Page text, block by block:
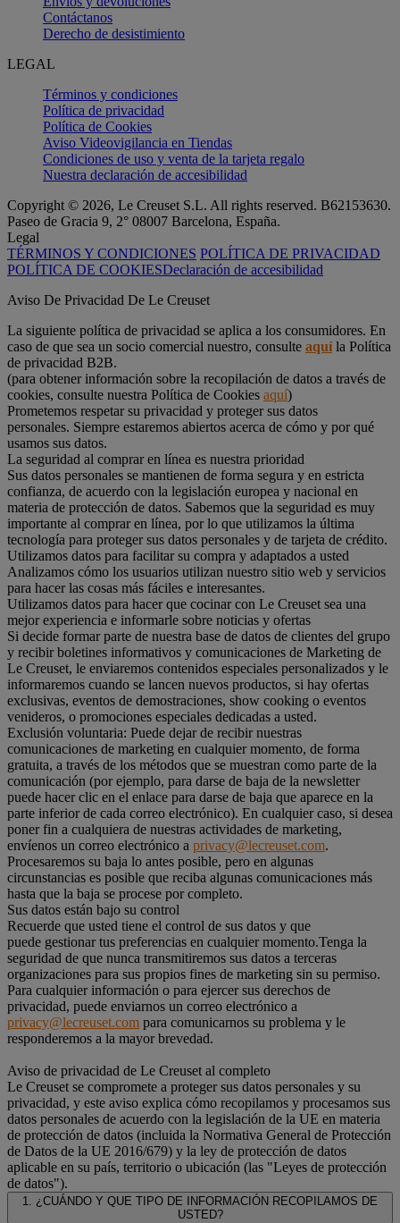
Contáctanos
Derecho de desistimiento
LEGAL
Términos y condiciones
Política de privacidad
Política de Cookies
Aviso Videovigilancia en Tiendas
Condiciones de uso y venta de la tarjeta regalo
Nuestra declaración de accesibilidad
Copyright © 2026, Le Creuset S.L. All rights reserved. B62153630.
Paseo de Gracia 9, 2° 08007 Barcelona, España.
Legal
TÉRMINOS Y CONDICIONES POLÍTICA DE PRIVACIDAD
POLÍTICA DE COOKIESDeclaración de accesibilidad
Aviso De Privacidad De Le Creuset
La siguiente política de privacidad se aplica a los consumidores. En
caso de que sea un socio comercial nuestro, consulte aquíla Política
de privacidad B2B.
(para obtener información sobre la recopilación de datos a través de
cookies, consulte nuestra Política de Cookies aquí)
Prometemos respetar su privacidad y proteger sus datos
personales. Siempre estaremos abiertos acerca de cómo y por qué
usamos sus datos.
La seguridad al comprar en línea es nuestra prioridad
Sus datos personales se mantienen de forma segura y en estricta
confianza, de acuerdo con la legislación europea y nacional en
materia de protección de datos. Sabemos que la seguridad es muy
importante al comprar en línea, por lo que utilizamos la última
tecnología para proteger sus datos personales y de tarjeta de crédito.
Utilizamos datos para facilitar su compra y adaptados a usted
Analizamos cómo los usuarios utilizan nuestro sitio web y servicios
para hacer las cosas más fáciles e interesantes.
Utilizamos datos para hacer que cocinar con Le Creuset sea una
mejor experiencia e informarle sobre noticias y ofertas
Si decide formar parte de nuestra base de datos de clientes del grupo
y recibir boletines informativos y comunicaciones de Marketing de
Le Creuset, le enviaremos contenidos especiales personalizados y le
informaremos cuando se lancen nuevos productos, si hay ofertas
exclusivas, eventos de demostraciones, show cooking o eventos
venideros, o promociones especiales dedicadas a usted.
Exclusión voluntaria: Puede dejar de recibir nuestras
comunicaciones de marketing en cualquier momento, de forma
gratuita, a través de los métodos que se muestran como parte de la
comunicación (por ejemplo, para darse de baja de la newsletter
puede hacer clic en el enlace para darse de baja que aparece en la
parte inferior de cada correo electrónico). En cualquier caso, si desea
poner fin a cualquiera de nuestras actividades de marketing,
envíenos un correo electrónico a privacy@lecreuset.com.
Procesaremos su baja lo antes posible, pero en algunas
circunstancias es posible que reciba algunas comunicaciones más
hasta que la baja se procese por completo.
Sus datos están bajo su control
Recuerde que usted tiene el control de sus datos y que
puede gestionar tus preferencias en cualquier momento.Tenga la
seguridad de que nunca transmitiremos sus datos a terceras
organizaciones para sus propios fines de marketing sin su permiso.
Para cualquier información o para ejercer sus derechos de
privacidad, puede enviarnos un correo electrónico a
privacy@lecreuset.com para comunicarnos su problema y le
responderemos a la mayor brevedad.
Aviso de privacidad de Le Creuset al completo
Le Creuset se compromete a proteger sus datos personales y su
privacidad, y este aviso explica cómo recopilamos y procesamos sus
datos personales de acuerdo con la legislación de la UE en materia
de protección de datos (incluida la Normativa General de Protección
de Datos de la UE 2016/679) y la ley de protección de datos
aplicable en su país, territorio o ubicación (las "Leyes de protección
de datos").
1. ¿CUÁNDO Y QUE TIPO DE INFORMACIÓN RECOPILAMOS DE
USTED?